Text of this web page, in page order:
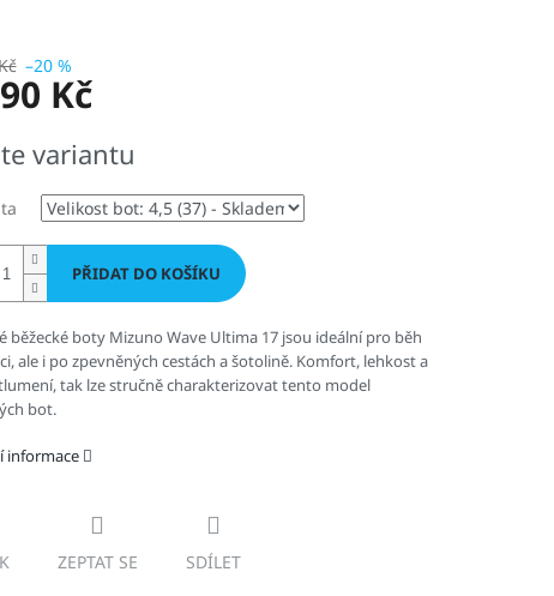
–20 %
Kč
variantu
PŘIDAT DO KOŠÍKU
běžecké boty Mizuno Wave Ultima 17 jsou ideální pro běh
ale i po zpevněných cestách a šotolině. Komfort, lehkost a
tak lze stručně charakterizovat tento model
bot.
informace
ZEPTAT SE SDÍLET